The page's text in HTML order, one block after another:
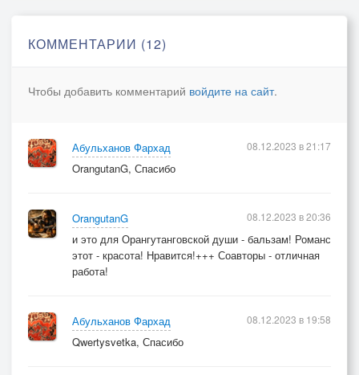
твой взгляд из под ресниц
КОММЕНТАРИИ (12)
Чтобы добавить комментарий войдите на сайт.
Абульханов Фархад
OrangutanG, Спасибо
08.12.2023 в 21:17
OrangutanG
и это для Орангутанговской души - бальзам! Романс
этот - красота! Нравится!+++ Соавторы - отличная
работа!
08.12.2023 в 20:36
Абульханов Фархад
Qwertysvetka, Спасибо
08.12.2023 в 19:58